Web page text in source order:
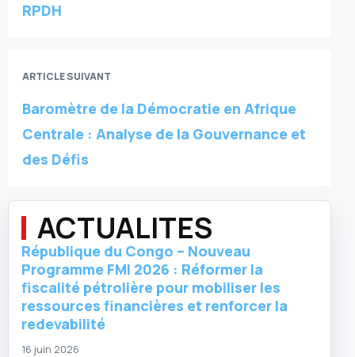
RPDH
ARTICLE SUIVANT
Baromètre de la Démocratie en Afrique
Centrale : Analyse de la Gouvernance et
des Défis
ACTUALITES
République du Congo – Nouveau
Programme FMI 2026 : Réformer la
fiscalité pétrolière pour mobiliser les
ressources financières et renforcer la
redevabilité
16 juin 2026